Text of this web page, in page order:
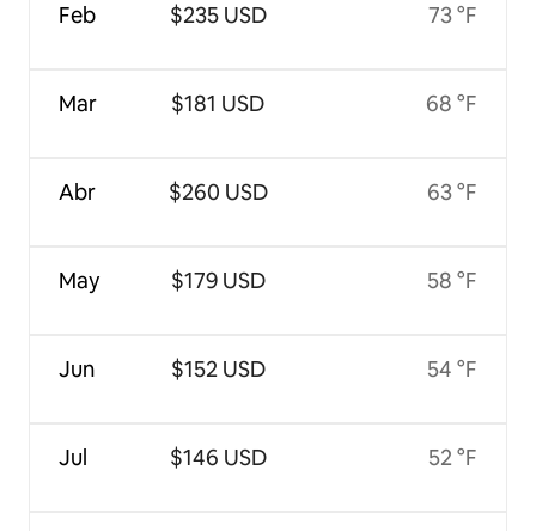
Feb
Mar
Abr
May
Jun
Jul
$235 USD
$181 USD
$260 USD
$179 USD
$152 USD
$146 USD
73 °F
68 °F
63 °F
58 °F
54 °F
52 °F